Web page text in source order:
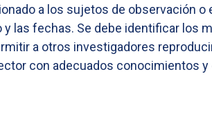
a los sujetos de observación
las fechas. Se debe identificar los
a otros investigadores
con adecuados conocimientos